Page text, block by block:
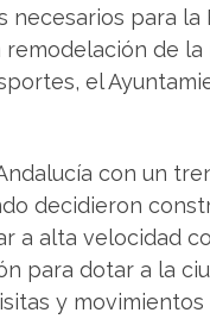
para la
de
el
con un
decidieron
a alta velocidad
para dotar a la
y